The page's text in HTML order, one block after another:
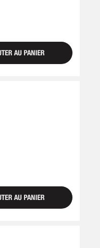
AU PANIER
AU PANIER